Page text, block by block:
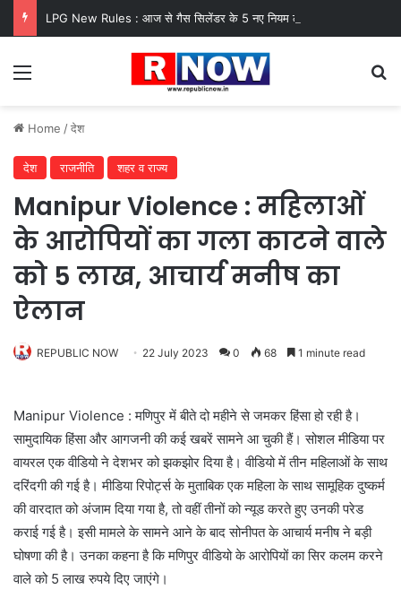
Menu
Home /देश
देश राजनीति शहर व राज्य
Manipur Violence : महिलाओं
के आरोपियों का गला काटने वाले
को 5 लाख, आचार्य मनीष का
ऐलान
REPUBLIC NOW 22 July 2023 0 68 1 minute read
Manipur Violence : मणिपुर में बीते दो महीने से जमकर हिंसा हो रही है।
सामुदायिक हिंसा और आगजनी की कई खबरें सामने आ चुकी हैं। सोशल मीडिया पर
वायरल एक वीडियो ने देशभर को झकझोर दिया है। वीडियो में तीन महिलाओं के साथ
दरिंदगी की गई है। मीडिया रिपोर्ट्स के मुताबिक एक महिला के साथ सामूहिक दुष्कर्म
की वारदात को अंजाम दिया गया है, तो वहीं तीनों को न्यूड करते हुए उनकी परेड
कराई गई है। इसी मामले के सामने आने के बाद सोनीपत के आचार्य मनीष ने बड़ी
घोषणा की है। उनका कहना है कि मणिपुर वीडियो के आरोपियों का सिर कलम करने
वाले को 5 लाख रुपये दिए जाएंगे।